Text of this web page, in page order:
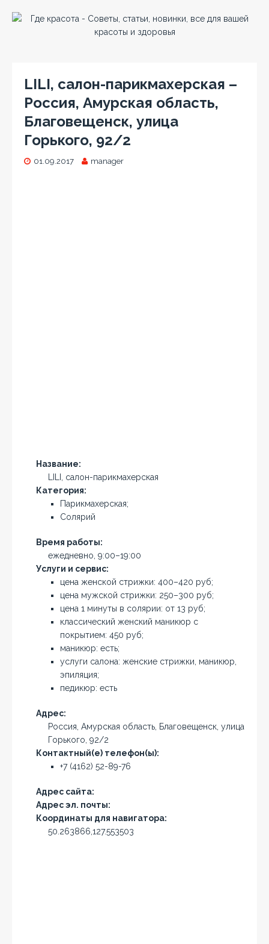
LILI, салон-парикмахерская –
Россия, Амурская область,
Благовещенск, улица
Горького, 92/2
01.09.2017 manager
Название:
LILI, салон-парикмахерская
Категория:
Парикмахерская;
Солярий
Время работы:
ежедневно, 9:00–19:00
Услуги и сервис:
цена женской стрижки: 400–420 руб;
цена мужской стрижки: 250–300 руб;
цена 1 минуты в солярии: от 13 руб;
классический женский маникюр с
покрытием: 450 руб;
маникюр: есть;
услуги салона: женские стрижки, маникюр,
эпиляция;
педикюр: есть
Адрес:
Россия, Амурская область, Благовещенск, улица
Горького, 92/2
Контактный(е) телефон(ы):
+7 (4162) 52-89-76
Адрес сайта:
Адрес эл. почты:
Координаты для навигатора:
50.263866,127.553503